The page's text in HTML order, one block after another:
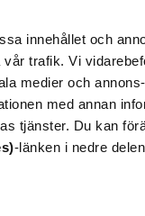
innehållet och
trafik. Vi
medier och
med annan
tjänster. Du kan
-länken i nedre